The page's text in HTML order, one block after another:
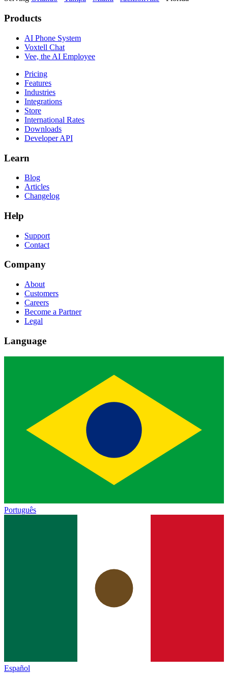
Products
AI Phone System
Voxtell Chat
Vee, the AI Employee
Pricing
Features
Industries
Integrations
Store
International Rates
Downloads
Developer API
Learn
Blog
Articles
Changelog
Help
Support
Contact
Company
About
Customers
Careers
Become a Partner
Legal
Language
Português
Español